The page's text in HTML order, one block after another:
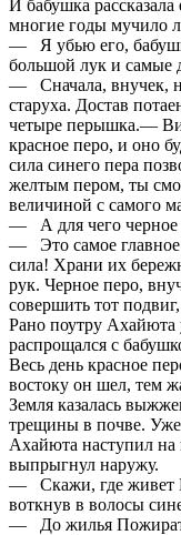
И бабушка
многие годы мучило
— Я убью его,
большой лук и самые
— Сначала, внучек,
старуха. Достав
четыре перышка.—
красное перо, и оно
сила синего пера
желтым пером, ты
величиной с самого
— А для чего
— Это самое главное
сила! Храни их
рук. Черное перо,
совершить тот
Рано поутру Ахайюта
распрощался с
Весь день красное
востоку он шел, тем
Земля казалась
трещины в почве.
Ахайюта наступил на
выпрыгнул наружу.
— Скажи, где живет
воткнув в волосы
— До жилья